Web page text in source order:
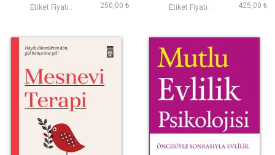
Etiket Fiyatı : 250,00 ₺ Etiket Fiyatı : 425,00 ₺